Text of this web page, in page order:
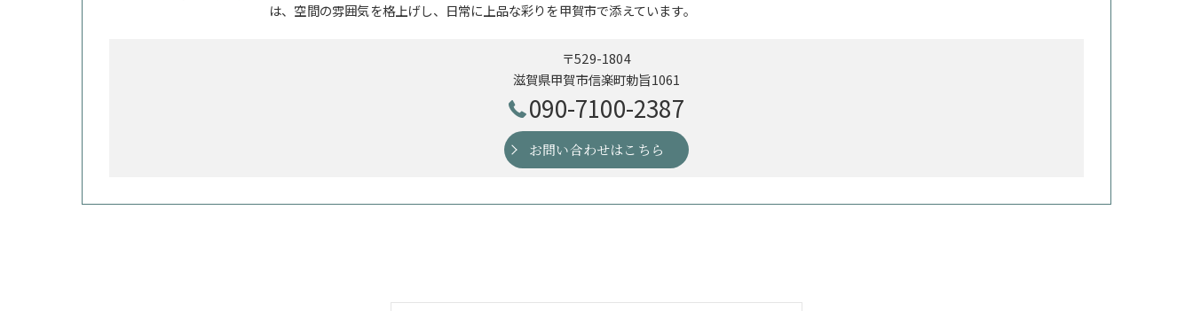
は、空間の雰囲気を格上げし、日常に上品な彩りを甲賀市で添えています。
〒529-1804
滋賀県甲賀市信楽町勅旨1061
090-7100-2387
お問い合わせはこちら